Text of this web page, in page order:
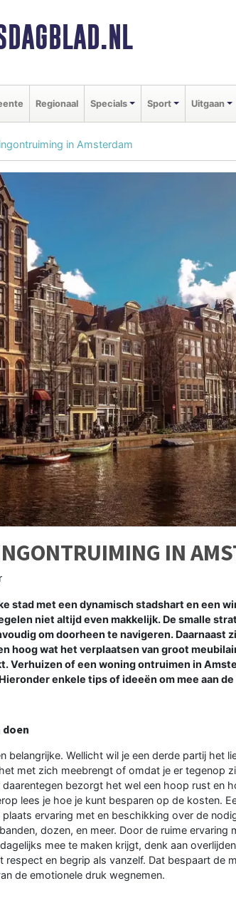
Regionaal Specials Sport Uitgaan
in Amsterdam
IN
stad met een dynamisch stadshart en een
niet altijd even makkelijk. De smalle
om doorheen te navigeren. Daarnaast
hoog wat het verplaatsen van groot
Verhuizen of een woning ontruimen in
enkele tips of ideeën om mee aan de
belangrijke. Wellicht wil je een derde partij het
met zich meebrengt of omdat je er tegenop
bezorgt het wel een hoop rust en
lees je hoe je kunt besparen op de kosten.
ervaring met en beschikking over de
dozen, en meer. Door de ruime ervaring
mee te maken krijgt, denk aan
en begrip als vanzelf. Dat bespaart de
de emotionele druk wegnemen.